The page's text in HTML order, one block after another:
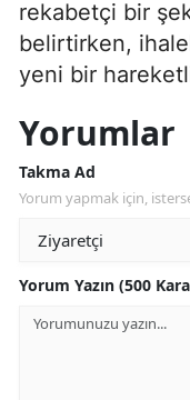
rekabetçi bir
belirtirken,
yeni bir
Yorumlar
Takma Ad
Yorum yapmak için,
Yorum Yazın (500